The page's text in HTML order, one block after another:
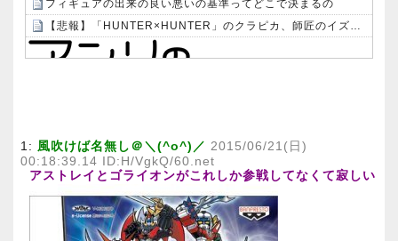
フィギュアの出来の良い悪いの基準ってどこで決まるの
【悲報】「HUNTER×HUNTER」のクラピカ、師匠のイズナビに対する態度が本当に酷い！！
1: 風吹けば名無し＠＼(^o^)／ 2015/06/21(日)
00:18:39.14 ID:H/VgkQ/60.net
アストレイとゴライオンがこれしか参戦してなくて寂しい